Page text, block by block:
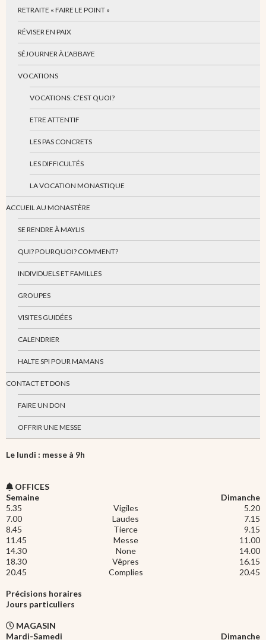
RETRAITE « FAIRE LE POINT »
RÉVISER EN PAIX
SÉJOURNER À L’ABBAYE
VOCATIONS
VOCATIONS: C’EST QUOI?
ETRE ATTENTIF
LES PAS CONCRETS
LES DIFFICULTÉS
LA VOCATION MONASTIQUE
ACCUEIL AU MONASTÈRE
SE RENDRE À MAYLIS
QUI? POURQUOI? COMMENT?
INDIVIDUELS ET FAMILLES
GROUPES
VISITES GUIDÉES
CALENDRIER
HALTE SPI POUR MAMANS
CONTACT ET DONS
FAIRE UN DON
OFFRIR UNE MESSE
Le lundi : messe à 9h
OFFICES
Semaine
Dimanche
5.35
Vigiles
5.20
7.00
Laudes
7.15
8.45
Tierce
9.15
11.45
Messe
11.00
14.30
None
14.00
18.30
Vêpres
16.15
20.45
Complies 20.45
Précisions horaires
Jours particuliers
MAGASIN
Mardi-Samedi
Dimanche